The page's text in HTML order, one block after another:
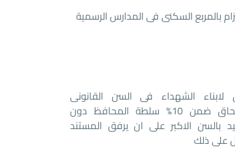
بالمربع السكنى فى المدارس الرسمية
لابناء الشهداء فى السن القانونى
الالتحاق ضمن 10% سلطة المحافظ دون
بالسن الاكبر على ان يرفق المستند
على ذلك